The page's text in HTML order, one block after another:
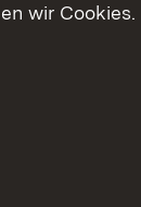
wir Cookies.